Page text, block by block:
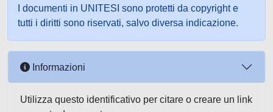
I documenti in UNITESI sono protetti da copyright e
tutti i diritti sono riservati, salvo diversa indicazione.
Informazioni
Utilizza questo identificativo per citare o creare un link